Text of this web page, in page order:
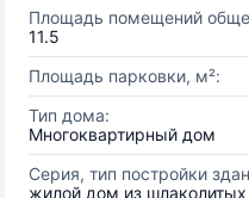
Площадь помещений
11.5
Площадь парковки, м²:
Тип дома:
Многоквартирный дом
Серия, тип постройки
жилой дом из шлаколитых